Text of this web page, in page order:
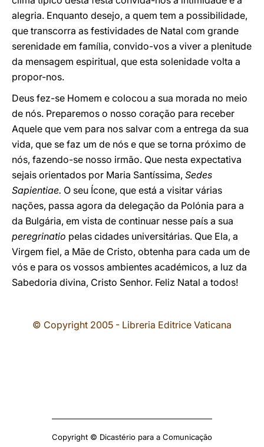
alegria. Enquanto desejo, a quem tem a possibilidade,
que transcorra as festividades de Natal com grande
serenidade em família, convido-vos a viver a plenitude
da mensagem espiritual, que esta solenidade volta a
propor-nos.
Deus fez-se Homem e colocou a sua morada no meio
de nós. Preparemos o nosso coração para receber
Aquele que vem para nos salvar com a entrega da sua
vida, que se faz um de nós e que se torna próximo de
nós, fazendo-se nosso irmão. Que nesta expectativa
sejais orientados por Maria Santíssima, Sedes
Sapientiae. O seu Ícone, que está a visitar várias
nações, passa agora da delegação da Polónia para a
da Bulgária, em vista de continuar nesse país a sua
peregrinatio pelas cidades universitárias. Que Ela, a
Virgem fiel, a Mãe de Cristo, obtenha para cada um de
vós e para os vossos ambientes académicos, a luz da
Sabedoria divina, Cristo Senhor. Feliz Natal a todos!
© Copyright 2005 - Libreria Editrice Vaticana
Copyright © Dicastério para a Comunicação